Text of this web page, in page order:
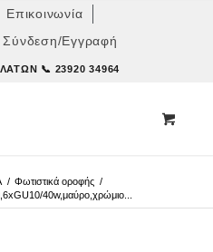
Επικοινωνία
Εγγραφή
📞 23920 34964
/ Φωτιστικά οροφής /
40w,μαύρο,χρώμιο...